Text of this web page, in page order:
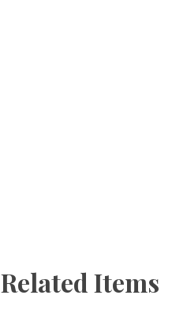
Related Items